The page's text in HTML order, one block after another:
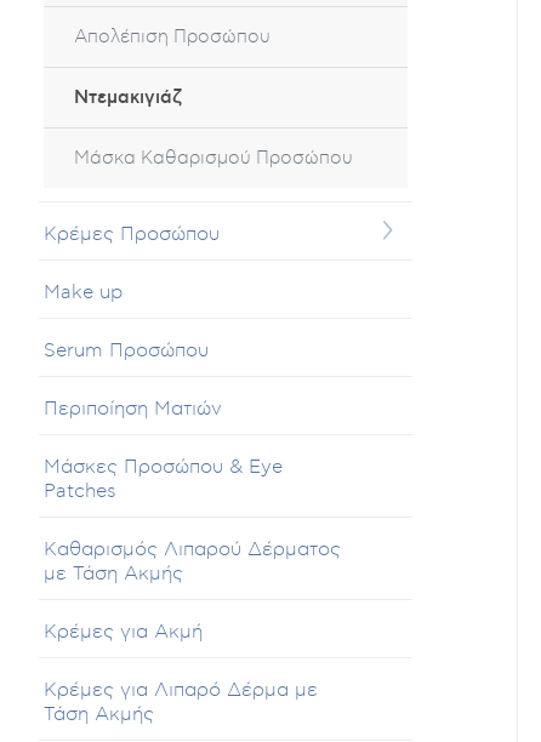
Απολέπιση Προσώπου
Ντεμακιγιάζ
Μάσκα Καθαρισμού Προσώπου
Κρέμες Προσώπου
Make up
Serum Προσώπου
Περιποίηση Ματιών
Μάσκες Προσώπου & Eye
Patches
Καθαρισμός Λιπαρού Δέρματος
με Τάση Ακμής
Κρέμες για Ακμή
Κρέμες για Λιπαρό Δέρμα με
Τάση Ακμής